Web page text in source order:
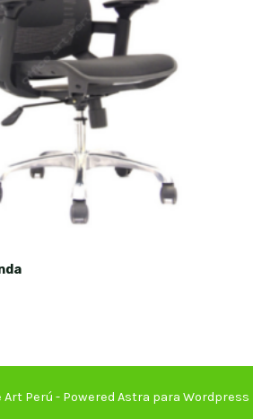
Perú - Powered Astra para Wordpress